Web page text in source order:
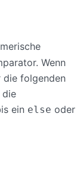
Wenn
die folgenden
die
ein else oder